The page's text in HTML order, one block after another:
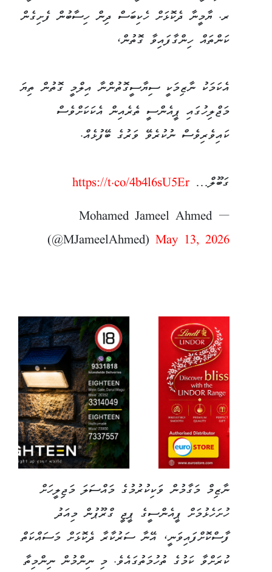
ރ. ޔާމީނާ ދެކޮޅަށް ހެކިބަސް ދިން ހިސާބުން ފެށިގެން
ކަންތައް ހިންގާފައިވާ ގޮތުން،
އެކަމަކު ނާޒިމަކީ ސިޔާސީގޮތުންނާ އިލްމީ ގޮތުން ތިޔަ
މަޖްލިހުގައި ޕީއެންސީ ތެރެއިން އެކަކަށްވެސް
ކައިވެރިވެސް ނުކުރެވޭ ވަރުގެ ބޭފުޅެއް.
ގަބޫލް… https://t.co/4b4l6sU5Er
— Mohamed Jameel Ahmed
(@MJameelAhmed) May 13, 2026
ނާޒިމް މަގާމުން ވަކިކުރުމުގެ މައްސަލަ މަޖިލީހަށް
ހުށަހެޅުމަށް ޕީއެންސީގެ ޕީޖީ ގްރޫޕުން މިއަދު
ފާސްކޮށްފައިވަނީ، އޭނާ ސަރުކާރާ ދެކޮޅަށް މަސައްކަތް
ކުރަށްވާ ކަމުގެ ތުހުމަތުގައެވެ. މި ނިންމުން ނިންމިތާ